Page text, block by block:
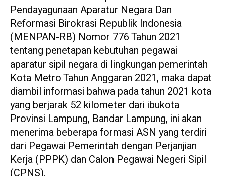
Pendayagunaan Aparatur Negara Dan
Reformasi Birokrasi Republik Indonesia
(MENPAN-RB) Nomor 776 Tahun 2021
tentang penetapan kebutuhan pegawai
aparatur sipil negara di lingkungan pemerintah
Kota Metro Tahun Anggaran 2021, maka dapat
diambil informasi bahwa pada tahun 2021 kota
yang berjarak 52 kilometer dari ibukota
Provinsi Lampung, Bandar Lampung, ini akan
menerima beberapa formasi ASN yang terdiri
dari Pegawai Pemerintah dengan Perjanjian
Kerja (PPPK) dan Calon Pegawai Negeri Sipil